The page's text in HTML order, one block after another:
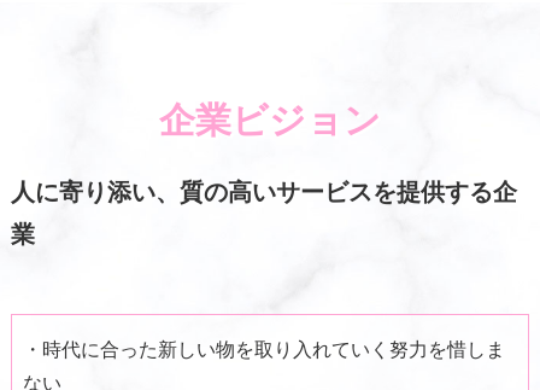
企業ビジョン
人に寄り添い、質の高いサービスを提供する企
業
・時代に合った新しい物を取り入れていく努力を惜しま
ない